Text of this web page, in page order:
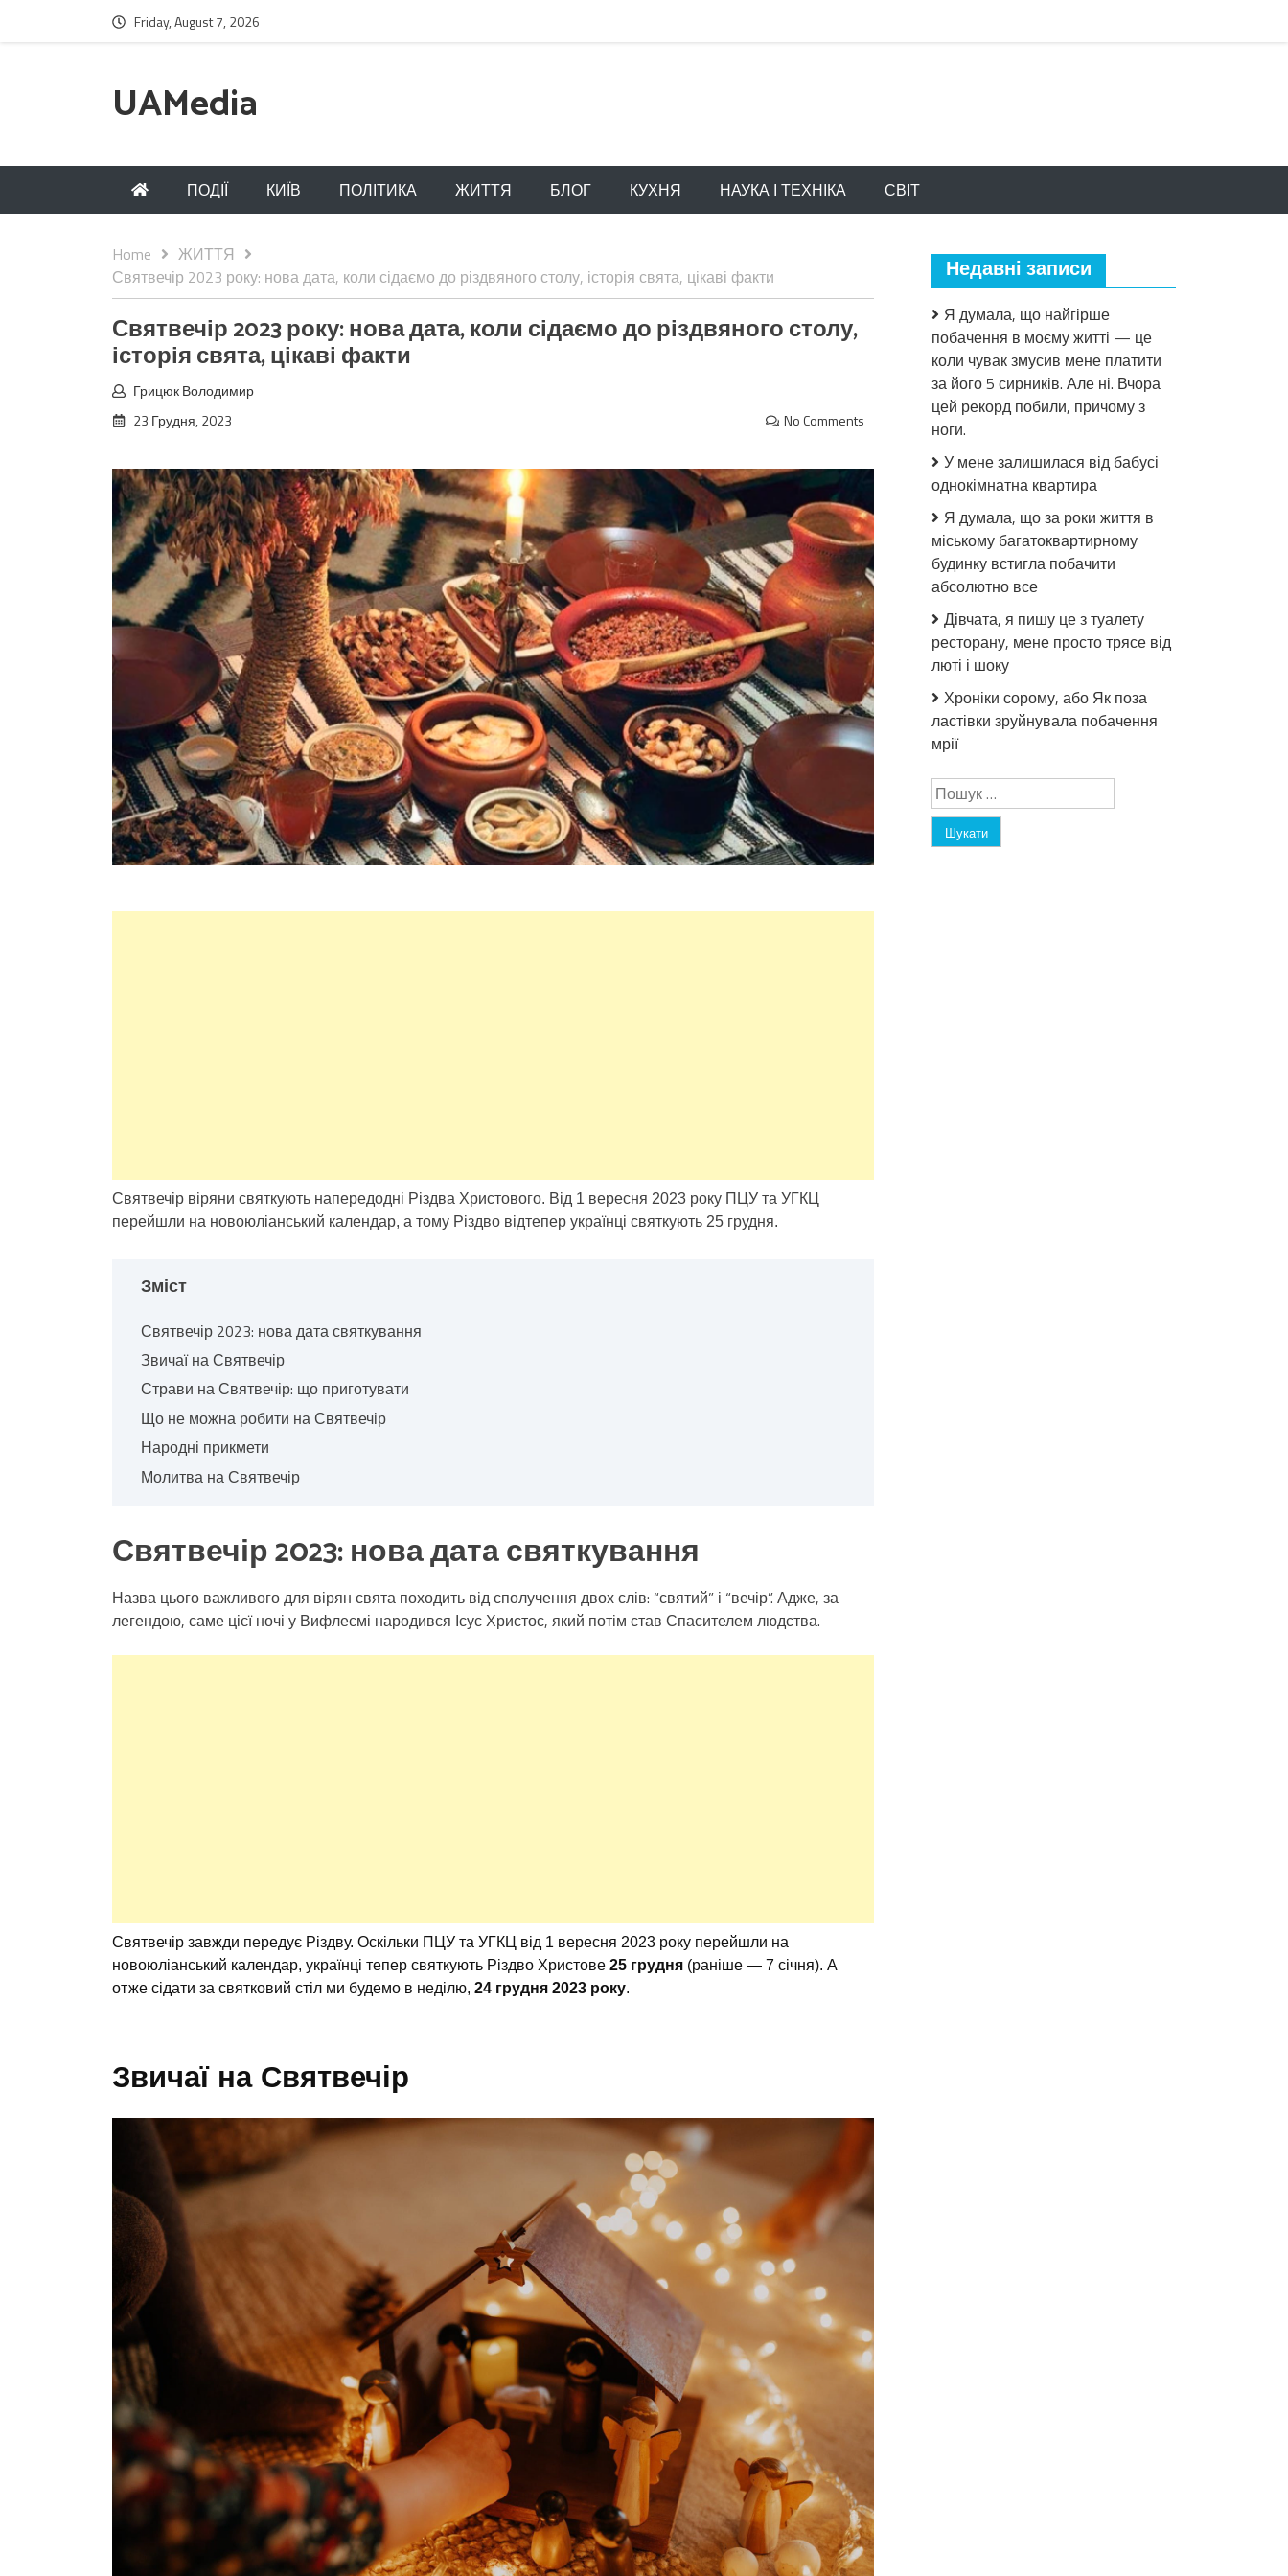
Friday, August 7, 2026
UAMedia
ПОДІЇ КИЇВ ПОЛІТИКА ЖИТТЯ БЛОГ КУХНЯ НАУКА І ТЕХНІКА СВІТ
Home
ЖИТТЯ
Святвечір 2023 року: нова дата, коли сідаємо до різдвяного столу, історія свята, цікаві факти
Святвечір 2023 року: нова дата, коли сідаємо до різдвяного столу,
історія свята, цікаві факти
Грицюк Володимир
23 Грудня, 2023
No Comments
Святвечір віряни святкують напередодні Різдва Христового. Від 1 вересня 2023 року ПЦУ та УГКЦ
перейшли на новоюліанський календар, а тому Різдво відтепер українці святкують 25 грудня.
Зміст
Святвечір 2023: нова дата святкування
Звичаї на Святвечір
Страви на Святвечір: що приготувати
Що не можна робити на Святвечір
Народні прикмети
Молитва на Святвечір
Святвечір 2023: нова дата святкування
Назва цього важливого для вірян свята походить від сполучення двох слів: “святий” і “вечір”. Адже, за
легендою, саме цієї ночі у Вифлеємі народився Ісус Христос, який потім став Спасителем людства.
Святвечір завжди передує Різдву. Оскільки ПЦУ та УГКЦ від 1 вересня 2023 року перейшли на
новоюліанський календар, українці тепер святкують Різдво Христове 25 грудня (раніше — 7 січня). А
отже сідати за святковий стіл ми будемо в неділю, 24 грудня 2023 року.
Звичаї на Святвечір
Недавні записи
Я думала, що найгірше
побачення в моєму житті — це
коли чувак змусив мене платити
за його 5 сирників. Але ні. Вчора
цей рекорд побили, причому з
ноги.
У мене залишилася від бабусі
однокімнатна квартира
Я думала, що за роки життя в
міському багатоквартирному
будинку встигла побачити
абсолютно все
Дівчата, я пишу це з туалету
ресторану, мене просто трясе від
люті і шоку
Хроніки сорому, або Як поза
ластівки зруйнувала побачення
мрії
Пошук: